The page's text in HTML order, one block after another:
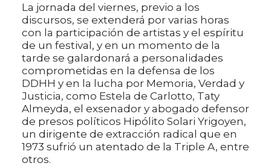
La jornada del viernes, previo a los
discursos, se extenderá por varias horas
con la participación de artistas y el espíritu
de un festival, y en un momento de la
tarde se galardonará a personalidades
comprometidas en la defensa de los
DDHH y en la lucha por Memoria, Verdad y
Justicia, como Estela de Carlotto, Taty
Almeyda, el exsenador y abogado defensor
de presos políticos Hipólito Solari Yrigoyen,
un dirigente de extracción radical que en
1973 sufrió un atentado de la Triple A, entre
otros.